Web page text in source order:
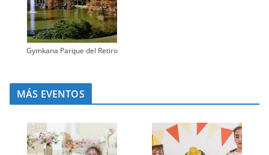
Gymkana Parque del Retiro
MÁS EVENTOS